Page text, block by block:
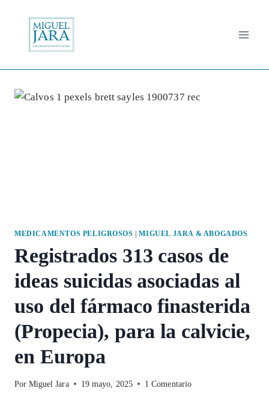
contenido
MEDICAMENTOS PELIGROSOS |MIGUEL JARA & ABOGADOS
Registrados 313 casos de
ideas suicidas asociadas al
uso del fármaco finasterida
(Propecia), para la calvicie,
en Europa
Por Miguel Jara 19 mayo, 2025 1 Comentario